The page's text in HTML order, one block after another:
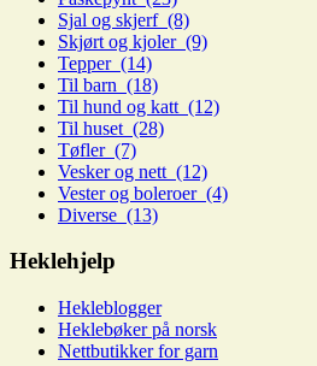
Sjal og skjerf (8)
Skjørt og kjoler (9)
Tepper (14)
Til barn (18)
Til hund og katt (12)
Til huset (28)
Tøfler (7)
Vesker og nett (12)
Vester og boleroer (4)
Diverse (13)
Heklehjelp
Hekleblogger
Heklebøker på norsk
Nettbutikker for garn